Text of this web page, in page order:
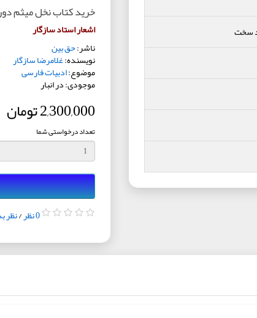
سخت
خرید کتاب نخل میثم
اشعار استاد سازگار
ناشر:حق بین
نویسنده:غلامرضا سازگار
موضوع:ادبیات فارسی
موجودی: در انبار
2,300,000 تومان
تعداد درخواستی شما
0 نظر /نظر